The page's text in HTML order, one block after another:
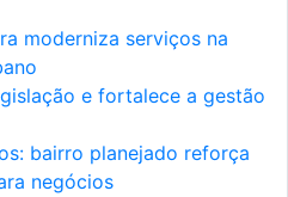
moderniza serviços na
e fortalece a gestão
bairro planejado reforça
negócios